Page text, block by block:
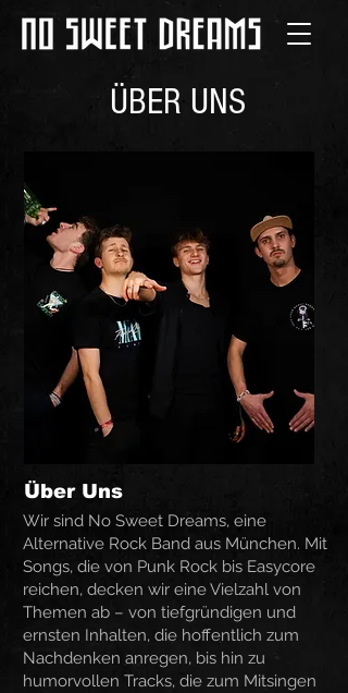
ÜBER UNS
Über Uns
Wir sind No Sweet Dreams, eine
Alternative Rock Band aus München. Mit
Songs, die von Punk Rock bis Easycore
reichen, decken wir eine Vielzahl von
Themen ab – von tiefgründigen und
ernsten Inhalten, die hoffentlich zum
Nachdenken anregen, bis hin zu
humorvollen Tracks, die zum Mitsingen